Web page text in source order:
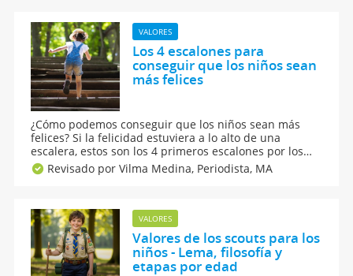
VALORES
Los 4 escalones para
conseguir que los niños sean
más felices
¿Cómo podemos conseguir que los niños sean más
felices? Si la felicidad estuviera a lo alto de una
escalera, estos son los 4 primeros escalones por los
que tendríamos que escalar: la aceptación, la
responsabilidad, la autoconfianza y la imagen de uno
Revisado por Vilma Medina, Periodista, MA
VALORES
Valores de los scouts para los
niños - Lema, filosofía y
etapas por edad